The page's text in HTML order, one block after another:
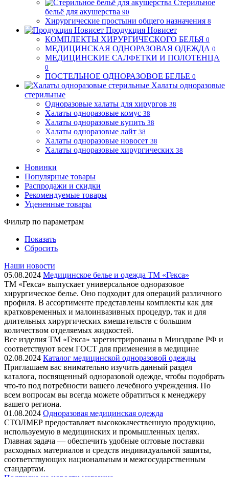
Стерильное
бельё для акушерства 90
Хирургические простыни общего назначения 8
Продукция Новисет
КОМПЛЕКТЫ ХИРУРГИЧЕСКОГО БЕЛЬЯ 0
МЕДИЦИНСКАЯ ОДНОРАЗОВАЯ ОДЕЖДА 0
МЕДИЦИНСКИЕ САЛФЕТКИ И ПОЛОТЕНЦА
0
ПОСТЕЛЬНОЕ ОДНОРАЗОВОЕ БЕЛЬЕ 0
Халаты одноразовые
стерильные
Одноразовые халаты для хирургов 38
Халаты одноразовые комус 38
Халаты одноразовые купить 38
Халаты одноразовые лайт 38
Халаты одноразовые новосет 38
Халаты одноразовые хирургических 38
Новинки
Популярные товары
Распродажи и скидки
Рекомендуемые товары
Уцененные товары
Фильтр по параметрам
Показать
Сбросить
Наши новости
05.08.2024 Медицинское белье и одежда ТМ «Гекса»
ТМ «Гекса» выпускает универсальное одноразовое
хирургическое белье. Оно подходит для операций различного
профиля. В ассортименте представлены комплекты как для
кратковременных и малоинвазивных процедур, так и для
длительных хирургических вмешательств с большим
количеством отделяемых жидкостей.
Все изделия ТМ «Гекса» зарегистрированы в Минздраве РФ и
соответствуют всем ГОСТ для применения в медицине
02.08.2024 Каталог медицинской одноразовой одежды
Приглашаем вас внимательно изучить данный раздел
каталога, посвященный одноразовой одежде, чтобы подобрать
что-то под потребности вашего лечебного учреждения. По
всем вопросам вы всегда можете обратиться к менеджеру
вашего региона.
01.08.2024 Одноразовая медицинская одежда
СТОЛМЕР предоставляет высококачественную продукцию,
используемую в медицинских и промышленных целях.
Главная задача — обеспечить удобные оптовые поставки
расходных материалов и средств индивидуальной защиты,
соответствующих национальным и межгосударственным
стандартам.